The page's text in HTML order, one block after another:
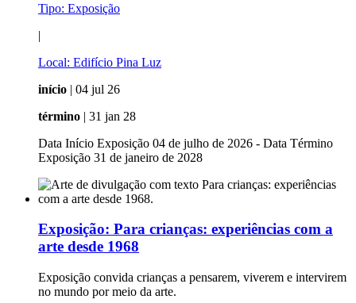
Tipo: Exposição
|
Local: Edifício Pina Luz
início | 04 jul 26
término | 31 jan 28
Data Início Exposição 04 de julho de 2026 - Data Término
Exposição 31 de janeiro de 2028
Exposição: Para crianças: experiências com a
arte desde 1968
Exposição convida crianças a pensarem, viverem e intervirem
no mundo por meio da arte.